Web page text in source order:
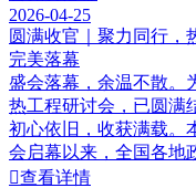
2026-04-25
圆满收官｜聚力同行，
完美落幕
盛会落幕，余温不散。
热工程研讨会，已圆满
初心依旧，收获满载。
会启幕以来，全国各地
查看详情